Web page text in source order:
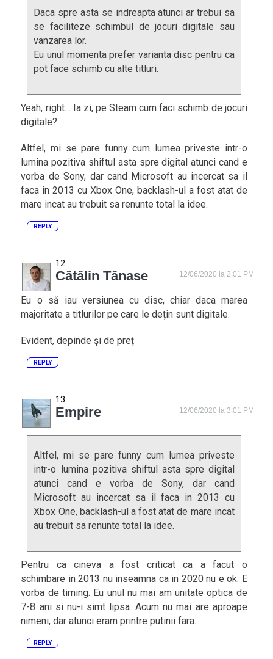
Daca spre asta se indreapta atunci ar trebui sa
se faciliteze schimbul de jocuri digitale sau
vanzarea lor.
Eu unul momenta prefer varianta disc pentru ca
pot face schimb cu alte titluri.
Yeah, right… Ia zi, pe Steam cum faci schimb de jocuri
digitale?
Altfel, mi se pare funny cum lumea priveste intr-o
lumina pozitiva shiftul asta spre digital atunci cand e
vorba de Sony, dar cand Microsoft au incercat sa il
faca in 2013 cu Xbox One, backlash-ul a fost atat de
mare incat au trebuit sa renunte total la idee.
REPLY
Cătălin Tănase 12/06/2020 la 2:01 PM
Eu o să iau versiunea cu disc, chiar daca marea
majoritate a titlurilor pe care le dețin sunt digitale.
Evident, depinde și de preț
REPLY
Empire 12/06/2020 la 3:01 PM
Altfel, mi se pare funny cum lumea priveste
intr-o lumina pozitiva shiftul asta spre digital
atunci cand e vorba de Sony, dar cand
Microsoft au incercat sa il faca in 2013 cu
Xbox One, backlash-ul a fost atat de mare incat
au trebuit sa renunte total la idee.
Pentru ca cineva a fost criticat ca a facut o
schimbare in 2013 nu inseamna ca in 2020 nu e ok. E
vorba de timing. Eu unul nu mai am unitate optica de
7-8 ani si nu-i simt lipsa. Acum nu mai are aproape
nimeni, dar atunci eram printre putinii fara.
REPLY